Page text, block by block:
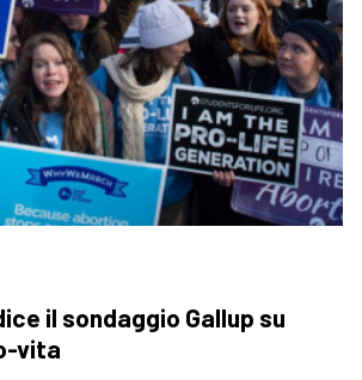
il sondaggio Gallup su
vita